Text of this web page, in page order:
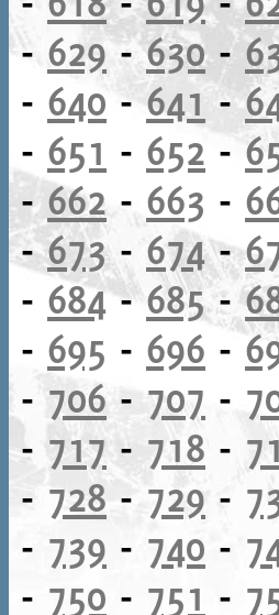
- 629-630-
- 640 -641 -
- 651 - 652 -
- 662 - 663 -
-673- 674-
- 684-685-
- 695 - 696 -
- 706-707 -
-717- 718 -
- 728- 729 -
- 739 - 740 -
- 750 - 751 -